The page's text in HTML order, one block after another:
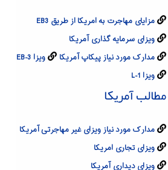
مزایای مهاجرت به امریکا از طریق EB3
ویزای سرمایه گذاری آمریکا
مدارک مورد نیاز پیکاپ آمریکا
ویزا EB-3
ویزا L-1
مطالب آمریکا
مدارک مورد نیاز ویزای غیر مهاجرتی آمریکا
ویزای تجاری امریکا
ویزای دیداری آمریکا